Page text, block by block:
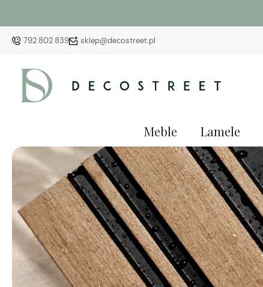
792 802 839 sklep@decostreet.pl
Meble Lamele